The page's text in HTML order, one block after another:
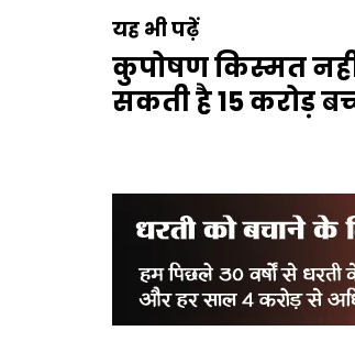
यह भी पढ़ें
कुपोषण किस्मत
सकती है 15 करोड़